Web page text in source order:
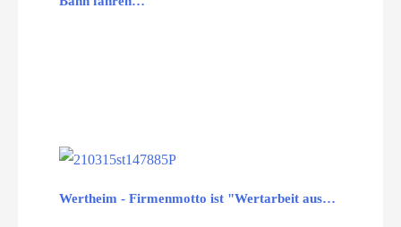
Wertheim - Firmenmotto ist "Wertarbeit aus…